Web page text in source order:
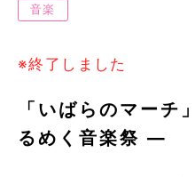
音楽
※終了しました
「いばらのマー
るめく音楽祭 ―